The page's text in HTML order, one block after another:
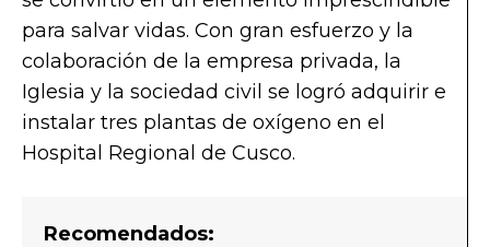
para salvar vidas. Con gran esfuerzo y la
colaboración de la empresa privada, la
Iglesia y la sociedad civil se logró adquirir e
instalar tres plantas de oxígeno en el
Hospital Regional de Cusco.
Recomendados: